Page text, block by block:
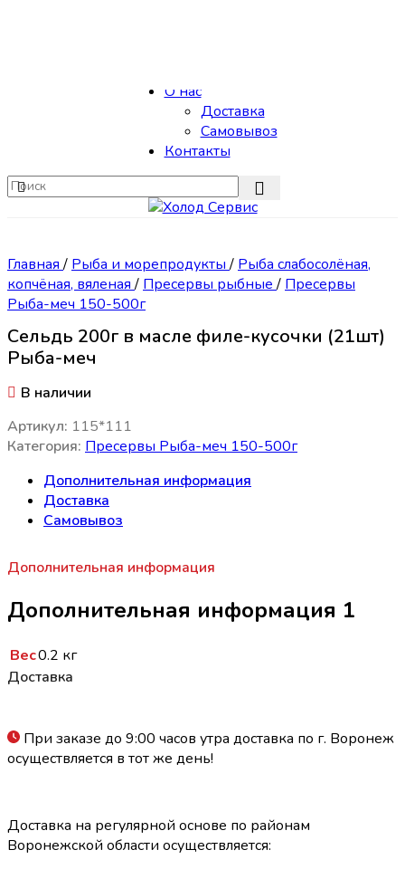
О нас
Доставка
Самовывоз
Контакты
Главная/ Рыба и морепродукты/ Рыба слабосолёная,
копчёная, вяленая/ Пресервы рыбные/ Пресервы
Рыба-меч 150-500г
Сельдь 200г в масле филе-кусочки (21шт)
Рыба-меч
В наличии
Артикул: 115*111
Категория: Пресервы Рыба-меч 150-500г
Дополнительная информация
Доставка
Самовывоз
Дополнительная информация
Дополнительная информация 1
Вес0.2 кг
Доставка
При заказе до 9:00 часов утра доставка по г. Воронеж
осуществляется в тот же день!
Доставка на регулярной основе по районам
Воронежской области осуществляется: